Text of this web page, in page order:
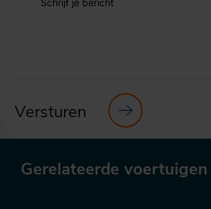
Versturen
Gerelateerde voertuigen